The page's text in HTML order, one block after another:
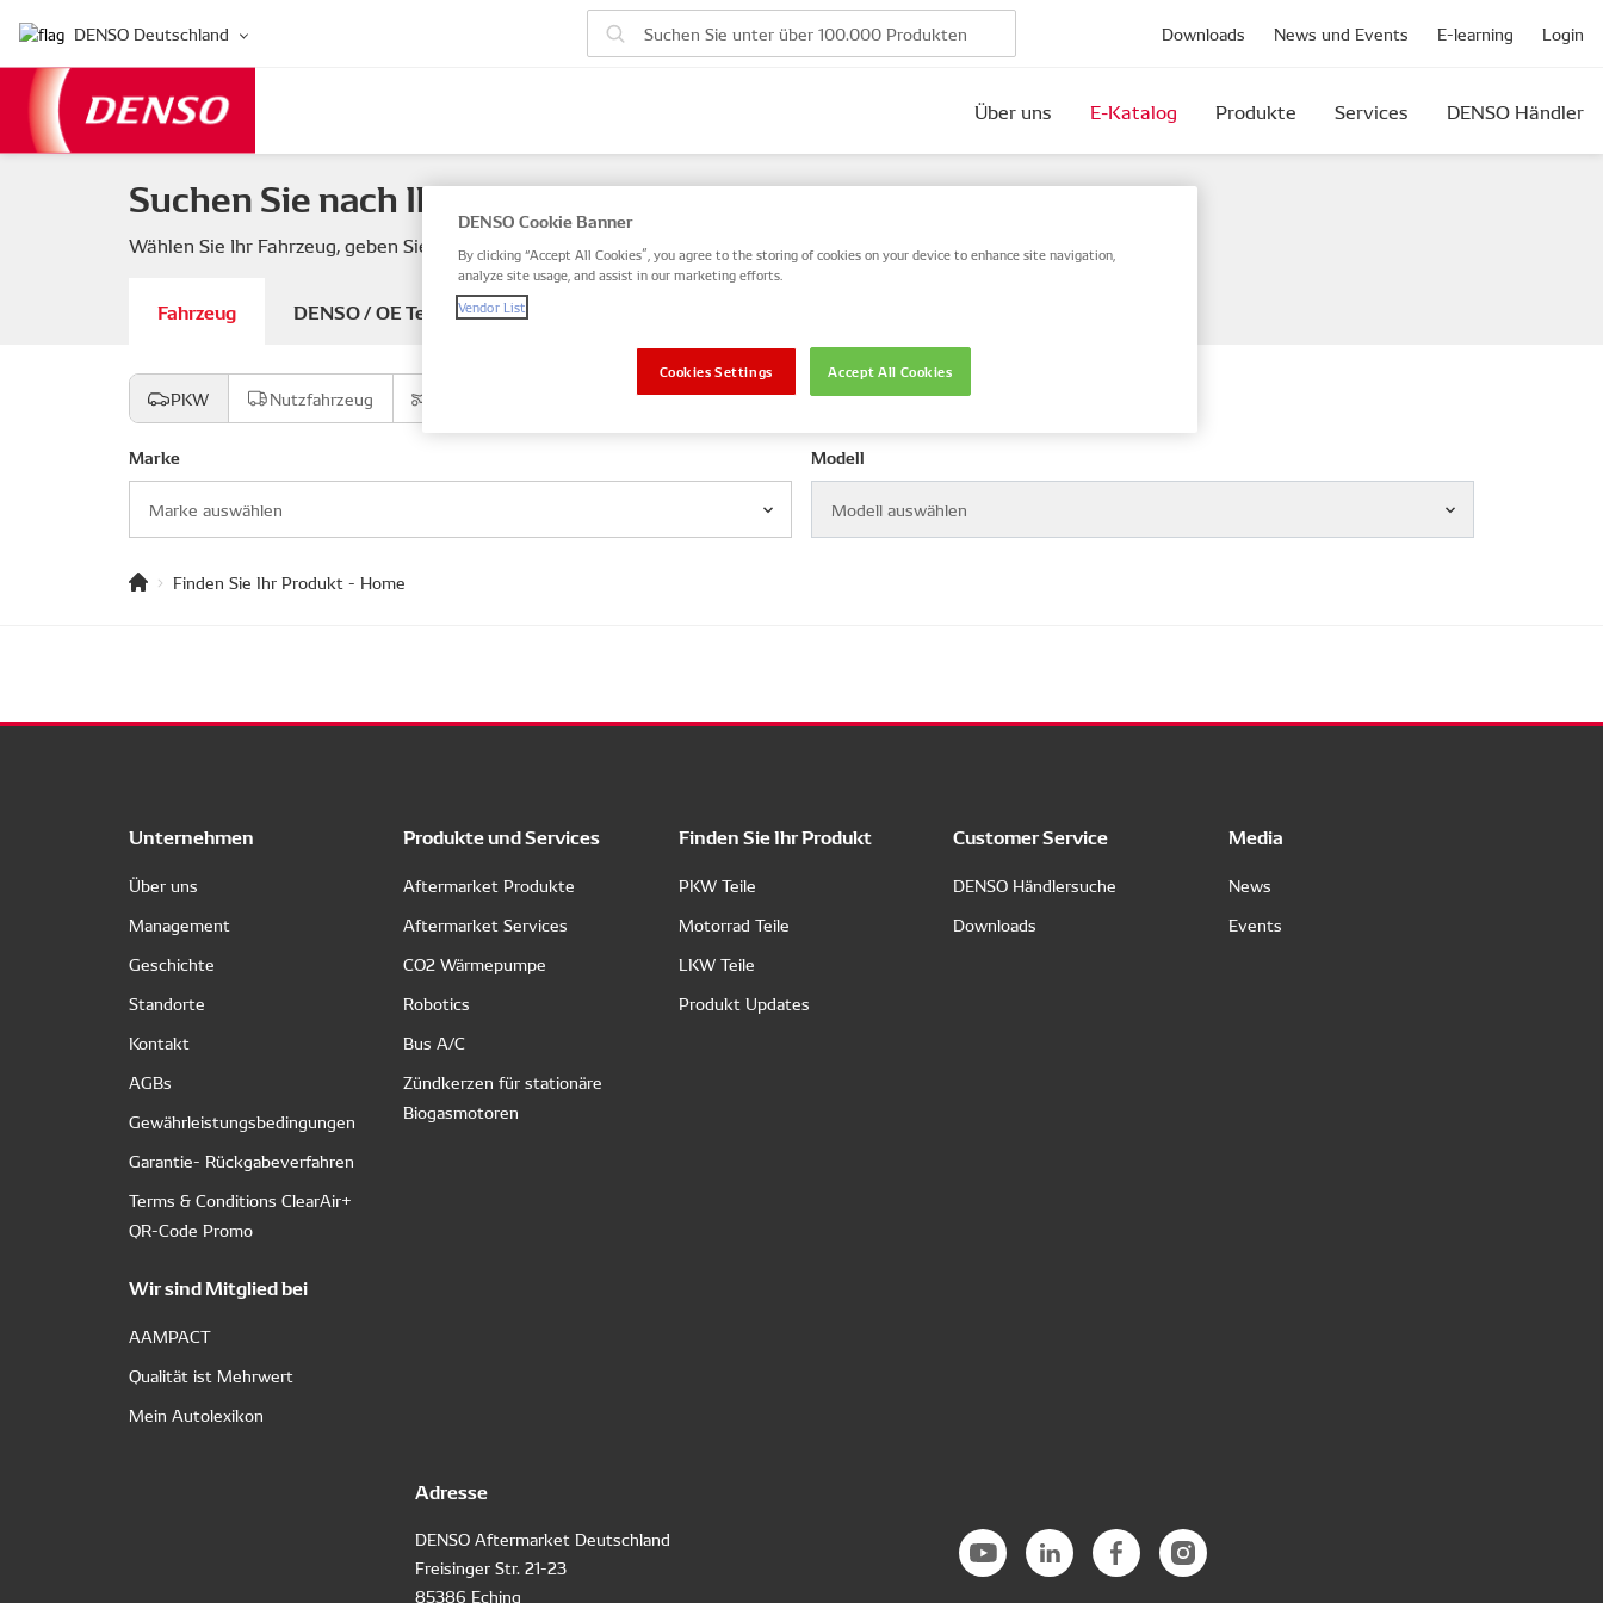
DENSO Deutschland Downloads News und Events E-learning Login
Über uns E-Katalog Produkte Services DENSO Händler
Suchen Sie nach Ihren Fahrzeugteilen
Wählen Sie Ihr Fahrzeug, geben Sie eine DENSO- oder OE-Teilenummer ein oder suchen Sie nach VIN / Rahmennummer.
Fahrzeug DENSO / OE Teilenummer
PKW Nutzfahrzeug
Marke
Marke auswählen
Modell
Modell auswählen
Finden Sie Ihr Produkt - Home
Unternehmen
Über uns
Management
Geschichte
Standorte
Kontakt
AGBs
Gewährleistungsbedingungen
Garantie- Rückgabeverfahren
Terms & Conditions ClearAir+
QR-Code Promo
Produkte und Services
Aftermarket Produkte
Aftermarket Services
CO2 Wärmepumpe
Robotics
Bus A/C
Zündkerzen für stationäre
Biogasmotoren
Finden Sie Ihr Produkt
PKW Teile
Motorrad Teile
LKW Teile
Produkt Updates
Customer Service
DENSO Händlersuche
Downloads
Media
News
Events
Wir sind Mitglied bei
AAMPACT
Qualität ist Mehrwert
Mein Autolexikon
Adresse
DENSO Aftermarket Deutschland
Freisinger Str. 21-23
85386 Eching
DENSO Cookie Banner
By clicking “Accept All Cookies”, you agree to the storing of cookies on your device to enhance site navigation,
analyze site usage, and assist in our marketing efforts.
Vendor List
Accept All Cookies
Cookies Settings